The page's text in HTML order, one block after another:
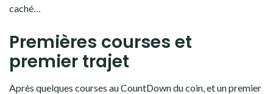
caché…
Premières courses et
premier trajet
Après quelques courses au CountDown du coin, et un premier